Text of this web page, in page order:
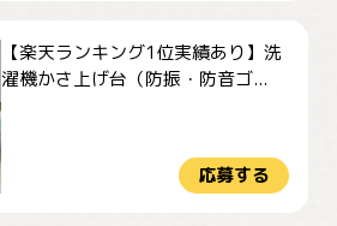
【楽天ランキング1位実績あり】洗
濯機かさ上げ台（防振・防音ゴ...
応募する